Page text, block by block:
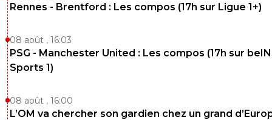
Rennes - Brentford : Les compos (17h sur Ligue 1+)
08 août , 16:03
PSG - Manchester United : Les compos (17h sur beIN
Sports 1)
08 août , 16:00
L’OM va chercher son gardien chez un grand